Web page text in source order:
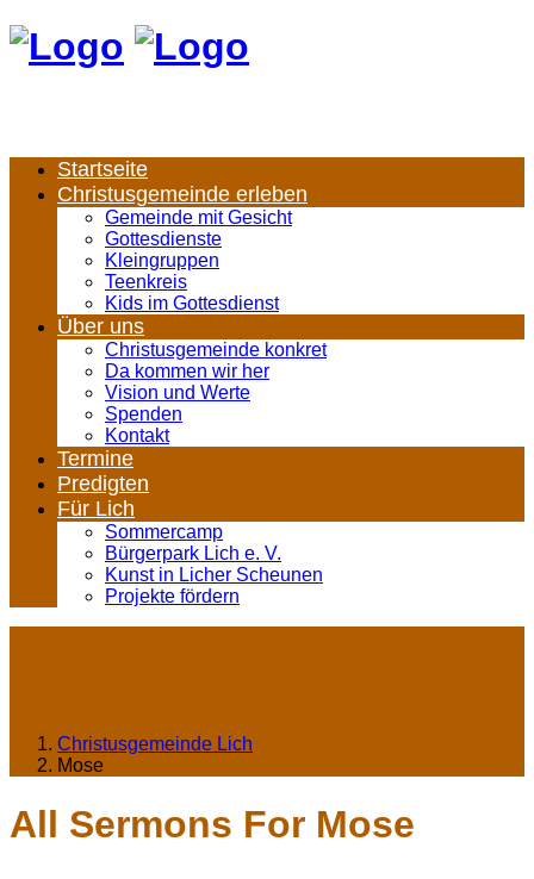
Startseite
Christusgemeinde erleben
Gemeinde mit Gesicht
Gottesdienste
Kleingruppen
Teenkreis
Kids im Gottesdienst
Über uns
Christusgemeinde konkret
Da kommen wir her
Vision und Werte
Spenden
Kontakt
Termine
Predigten
Für Lich
Sommercamp
Bürgerpark Lich e. V.
Kunst in Licher Scheunen
Projekte fördern
Christusgemeinde Lich
Mose
All Sermons For Mose